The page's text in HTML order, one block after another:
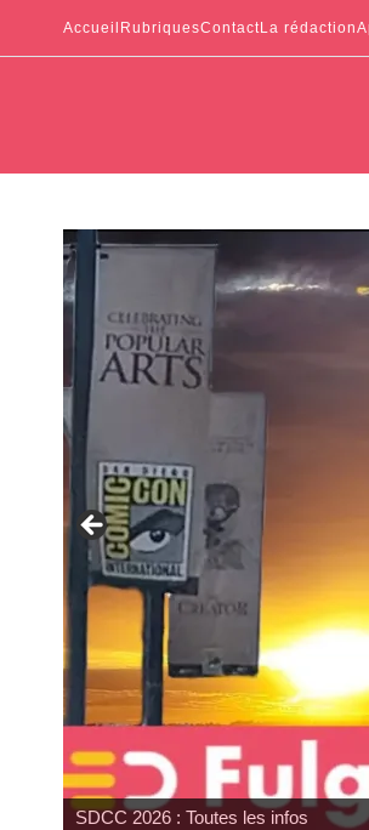
Accueil RubriquesContactLa rédaction
Japan Expo :